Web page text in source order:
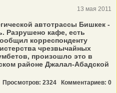
13 мая 2011
автотрассы Бишкек -
кафе, есть
корреспонденту
чрезвычайных
произошло это в
районе Джалал-Абадской
Просмотров: 2324 Комментариев: 0